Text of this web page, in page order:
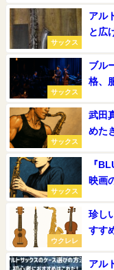
サックス
アル
と広
サックス
ブル
格、
サックス
武田
めた
サックス
『
映画
ウクレレ
珍し
すす
アル